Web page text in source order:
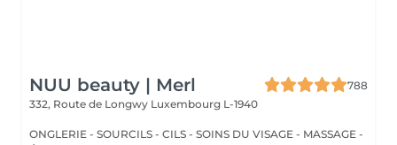
NUU beauty | Merl
788
332, Route de Longwy Luxembourg L-1940
ONGLERIE - SOURCILS - CILS - SOINS DU VISAGE - MASSAGE -